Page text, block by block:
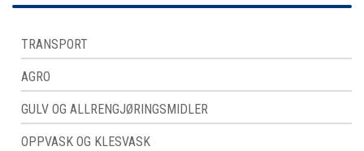
TRANSPORT
AGRO
GULV OG ALLRENGJØRINGSMIDLER
OPPVASK OG KLESVASK